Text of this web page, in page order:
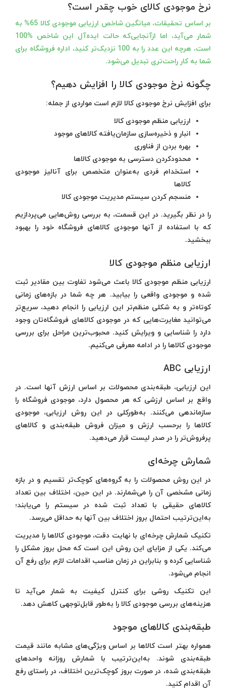
نرخ موجودی کالای خوب چقدر است؟
بر اساس تحقیقات، میانگین شاخص ارزیابی موجودی کالا 65% به
شمار می‌آید، اما ازآنجایی‌که حالت ایده‌آل این شاخص %100
است، هرچه این عدد را به 100 نزدیک‌تر کنید، اداره‌ فروشگاه برای
شما به کار راحت‌تری تبدیل می‌شود.
چگونه نرخ موجودی کالا را افزایش دهیم؟
برای افزایش نرخ موجودی کالا لازم است مواردی از جمله:
ارزیابی منظم موجودی کالا
انبار و ذخیره‌سازی سازمان‌یافته کالاهای موجود
بهره بردن از فناوری
محدودکردن دسترسی به موجودی کالاها
استخدام فردی به‌عنوان متخصص برای آنالیز موجودی
کالاها
منسجم کردن سیستم مدیریت موجودی کالا
را در نظر بگیرید. در این قسمت، به بررسی روش‌هایی می‌پردازیم
که با استفاده از آنها موجودی کالاهای فروشگاه خود را بهبود
ببخشید.
ارزیابی منظم موجودی کالا
ارزیابی منظم موجودی کالا باعث می‌شود تفاوت بین مقادیر ثبت
شده و موجودی واقعی را بیابید. هر چه شما در بازه‌های زمانی
کوتاه‌تر و به شکلی منظم‌تر این ارزیابی را انجام دهید، سریع‌تر
می‌توانید مغایرت‌هایی که در موجودی کالاهای فروشگاه‌تان وجود
دارد را شناسایی و ویرایش کنید. محبوب‌ترین مراحل برای بررسی
موجودی کالاها را در ادامه معرفی می‌کنیم.
ارزیابی ABC
این ارزیابی، طبقه‌بندی محصولات بر اساس ارزش آنها است. در
واقع بر اساس ارزشی که هر محصول دارد، موجودی فروشگاه را
سازماندهی می‌کنند. به‌طورکلی در این روش ارزیابی، موجودی
کالاها را برحسب ارزش و میزان فروش طبقه‌بندی و کالاهای
پرفروش‌تر را در صدر لیست قرار می‌دهید.
شمارش چرخه‌ای
در این روش محصولات را به گروه‌های کوچک‌تر تقسیم و در بازه
زمانی مشخصی آن را می‌شمارند. در این حین، اختلاف بین تعداد
کالاهای حقیقی با تعداد ثبت شده در سیستم را می‌یابند؛
به‌این‌ترتیب احتمال بروز اختلاف بین آنها به حداقل می‌رسد.
تکنیک شمارش چرخه‌ای با نهایت دقت، موجودی کالاها را مدیریت
می‌کند. یکی از مزایای این روش این است که محل بروز مشکل را
شناسایی کرده و بنابراین در زمان مناسب اقدامات لازم برای رفع آن
انجام می‌شود.
این تکنیک روشی برای کنترل کیفیت به شمار می‌آید تا
هزینه‌های بررسی موجودی کالا را به‌طور قابل‌توجهی کاهش دهد.
طبقه‌بندی کالاهای موجود
همواره بهتر است کالاها بر اساس ویژگی‌های مشابه مانند قیمت
طبقه‌بندی شوند. به‌این‌ترتیب با شمارش روزانه واحد‌های
طبقه‌بندی شده، در صورت بروز کوچک‌ترین اختلاف، در راستای رفع
آن اقدام کنید.